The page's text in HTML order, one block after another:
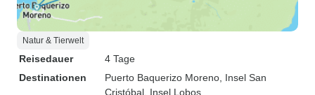
Natur & Tierwelt
Reisedauer
4 Tage
Destinationen
Puerto Baquerizo Moreno , Insel San
Cristóbal , Insel Lobos